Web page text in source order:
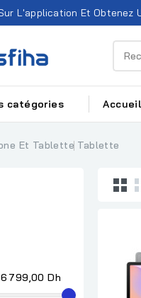
L'application Et Obtenez
catégories Accueil
Et Tablette Tablette
799,00 Dh